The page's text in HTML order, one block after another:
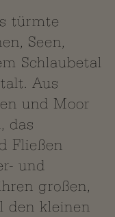
türmte
Seen,
Schlaubetal
Aus
und Moor
das
Fließen
und
großen,
den kleinen